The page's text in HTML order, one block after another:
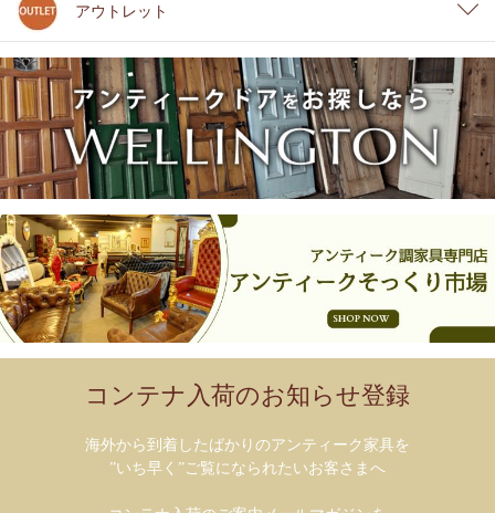
アウトレット
コンテナ入荷のお知らせ登録
海外から到着したばかりのアンティーク家具を
”いち早く”ご覧になられたいお客さまへ